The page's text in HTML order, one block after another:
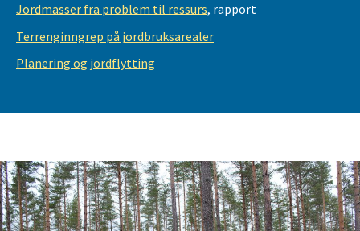
Jordmasser fra problem til ressurs, rapport
Terrenginngrep på jordbruksarealer
Planering og jordflytting